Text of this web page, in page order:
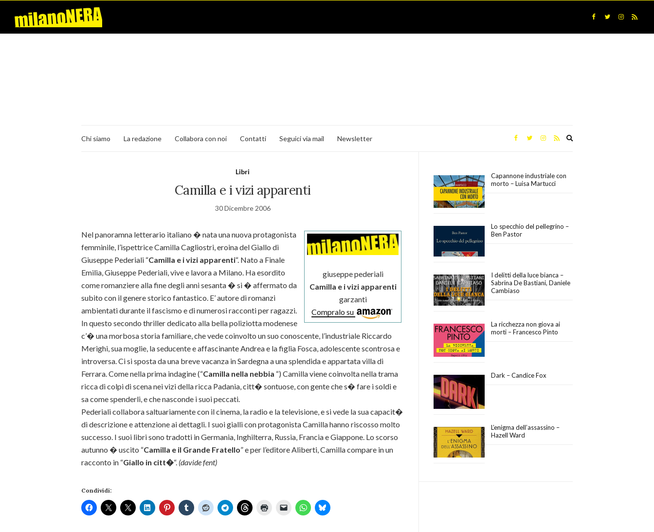
Chi siamo La redazione Collabora con noi Contatti Seguici via mail Newsletter
Libri
Camilla e i vizi apparenti
30 Dicembre 2006
giuseppe pederiali
Camilla e i vizi apparenti
garzanti
Compralo su
Nel panoramna letterario italiano � nata una nuova protagonista
femminile, l’ispettrice Camilla Cagliostri, eroina del Giallo di
Giuseppe Pederiali “Camilla e i vizi apparenti“. Nato a Finale
Emilia, Giuseppe Pederiali, vive e lavora a Milano. Ha esordito
come romanziere alla fine degli anni sesanta � si � affermato da
subito con il genere storico fantastico. E’ autore di romanzi
ambientati durante il fascismo e di numerosi racconti per ragazzi.
In questo secondo thriller dedicato alla bella poliziotta modenese
c’� una morbosa storia familiare, che vede coinvolto un suo conoscente, l’industriale Riccardo
Merighi, sua moglie, la seducente e affascinante Andrea e la figlia Fosca, adolescente scontrosa e
introversa. Ci si sposta da una breve vacanza in Sardegna a una splendida e appartata villa di
Ferrara. Come nella prima indagine (“Camilla nella nebbia “) Camilla viene coinvolta nella trama
ricca di colpi di scena nei vizi della ricca Padania, citt� sontuose, con gente che s� fare i soldi e
sa come spenderli, e che nasconde i suoi peccati.
Pederiali collabora saltuariamente con il cinema, la radio e la televisione, e si vede la sua capacit�
di descrizione e attenzione ai dettagli. I suoi gialli con protagonista Camilla hanno riscosso molto
successo. I suoi libri sono tradotti in Germania, Inghilterra, Russia, Francia e Giappone. Lo scorso
autunno � uscito “Camilla e il Grande Fratello” e per l’editore Aliberti, Camilla compare in un
racconto in “Giallo in citt�“. (davide fent)
Condividi:
Capannone industriale con
morto – Luisa Martucci
Lo specchio del pellegrino –
Ben Pastor
I delitti della luce bianca –
Sabrina De Bastiani, Daniele
Cambiaso
La ricchezza non giova ai
morti – Francesco Pinto
Dark – Candice Fox
L’enigma dell’assassino –
Hazell Ward